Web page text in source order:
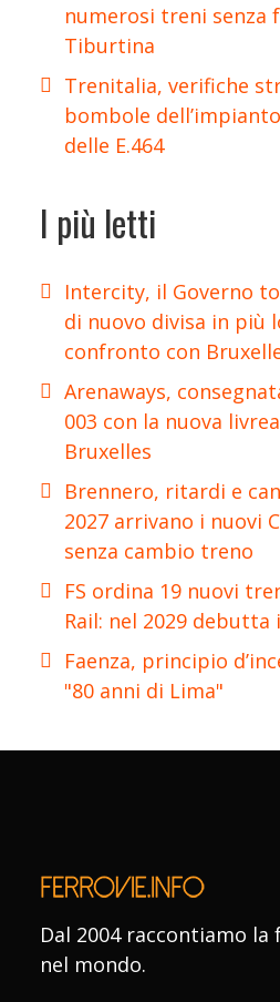
numerosi treni senza
Tiburtina
Trenitalia, verifiche
bombole
delle E.464
I più letti
Intercity, il Governo
di nuovo divisa in più
confronto con
Arenaways,
003 con la nuova
Bruxelles
Brennero, ritardi e
2027 arrivano i nuovi
senza cambio treno
FS ordina 19 nuovi
Rail: nel 2029
Faenza, principio
"80 anni di Lima"
Dal 2004 raccontiamo
nel mondo.